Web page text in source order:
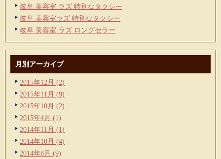
岐阜 美容室 ラズ 特別なタクシー
岐阜 美容室ラズ 特別なタクシー
岐阜 美容室 ラズ ロングセラー
月別アーカイブ
2015年12月 (2)
2015年11月 (9)
2015年10月 (2)
2015年4月 (1)
2014年11月 (1)
2014年10月 (4)
2014年8月 (9)